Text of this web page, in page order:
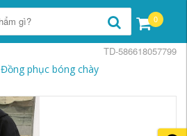
0
Đồng phục bóng chày
TD-586618057799